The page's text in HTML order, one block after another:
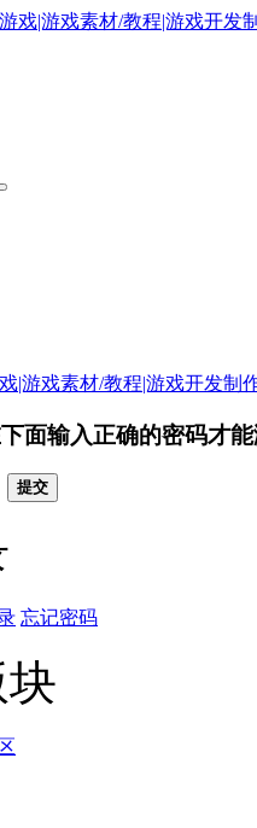
|游戏素材/教程|游戏开发制
面输入正确的密码才
提交
忘记密码